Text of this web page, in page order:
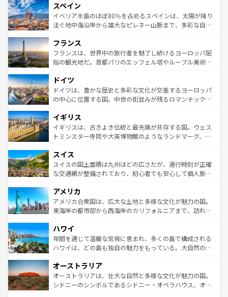
ろん、トスカーナの美しい田園風景やアマルフィ海岸の絶
景など、自然景観も見逃せない。観光の合間には、本場の
ピザやパスタなど、絶品のイタリア料理を堪能することも
ませてくれるイタリアで、忘れられない旅をしてみよう！
なお、新着のイタリア情報はコンテンツ一覧 を参照してほ
しい。
スペイン
イベリア半島のほぼ80％を占めるスペインは、太陽が降り
注ぐ地中海沿岸から雄大なピレネー山脈まで、多彩な自然
文化が根付くこの国では、情熱的なフラメンコ、熱気あふ
れる闘牛、そして美味しいタパスが生活の一部となってい
る。首都マドリードの洗練された雰囲気や、バルセロナの
の城塞都市、穏やかなビーチリゾートまで多彩な表情を見
せる。地方によって風土や気候が異なるスペインはその個
性で訪れる人を魅了する。 なお、新着のスペイン情報はコ
フランス
フランスは、世界中の旅行者を魅了し続けるヨーロッパ屈
指の観光地だ。首都パリのエッフェル塔やルーブル美術館
で、幅広い魅力が詰まっている。華麗な宮殿、歴史的な大
聖堂、美しいビーチ、そして豊かな自然が、訪れる者を心
から魅了する。また、フランスは美食の国としても知ら
いる。シャンパンの発祥地であるランス、プロヴァンスの
香り高いラベンダー畑など、多彩な楽しみ方が可能だ。さ
らに、パリ以外の地域にも魅力が溢れており、どの街角に
れる地方に足を運ぶとそれぞれで全く異なる文化を体験で
きるだろう。 なお、新着のフランス情報はコンテンツ一覧
を参照してほしい。
ドイツ
ドイツは、豊かな歴史と多彩な文化が交差するヨーロッパ
の中心に位置する国。中世の街並みが残るロマンチック街
顔を持つこの国は、どこを歩いても飽きることがない。ベ
ルリンの文化的活気、バイエルン州のアルプスの絶景、そ
してライン川沿いのワイン畑といった風景は必見。ビール
は、お酒好きな人にはぜひ体験してほしい。 なお、新着の
ドイツ情報はコンテンツ一覧を参照してほしい。
イギリス
イギリスは、古きよき伝統と最先端が共存する国。ウェス
トミンスター寺院や大英博物館のようなランドマーク、歴
リアごとに異なる魅力がある。また、優雅なアフタヌーン
ティー、ビール好きにはたまらない英国パブ、サッカー観
戦など、本場だからこそできる体験も豊富。イギリスを旅
ンツ一覧を参照してほしい。
スイス
スイスの国土面積は九州ほどの広さだが、運行時刻が正確
な交通網が整備されており、初心者でも安心して個人旅行
の建物がそのまま残る町や、スイスならではのユニークな
博物館もあり、アルプス観光だけでなく町歩きも満喫する
ことができる。国民の所得が高いため物価も高いが、旅行
ば市内交通費無料で観光を楽しむこともできる。 なお、新
着のスイス情報はコンテンツ一覧 を参照してほしい。
アメリカ
アメリカ合衆国は、広大な土地と多様な文化が魅力の国。
東海岸の都市部から西海岸のカリフォルニアまで、訪れる
のような巨大都市は、観光、ショッピング、エンターテイ
ンメントが詰まった刺激的なスポットだ。一方、アメリカ
西部には大自然が広がり、グランドキャニオンやイエロー
部のニューオーリンズでは、音楽と美食が融合した独特の
文化が魅力。旅行者はアメリカの各地域で異なる魅力を楽
しみながら、その多様性と豊かな歴史を感じることができ
ハワイ
年間を通じて温暖な気候に恵まれ、多くの島で構成される
ハワイは、どの島も独自の魅力をもっている。大自然の神
ワイ島は見逃せない。また、定番の観光地といえばオアフ
島だが、静かな自然を求めるならマウイ島やカウアイ島が
おすすめ。エメラルドグリーンに輝く海をはじめ、豊かな
オーストラリア
オーストラリアは、壮大な自然と多様な文化が魅力の国。
シドニーのシンボルであるシドニー・オペラハウス、オー